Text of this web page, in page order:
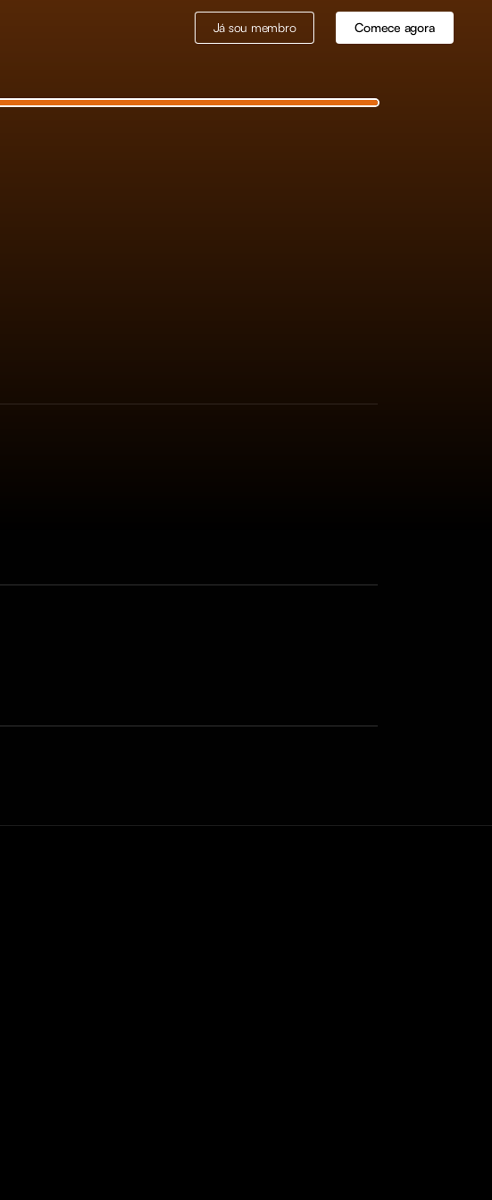
Já sou membro Comece agora